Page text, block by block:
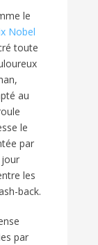
le
Nobel
toute
au
le
par
les
back.
par